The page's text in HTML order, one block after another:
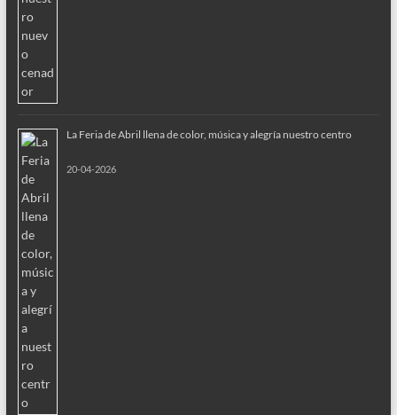
La Feria de Abril llena de color, música y alegría nuestro centro
20-04-2026